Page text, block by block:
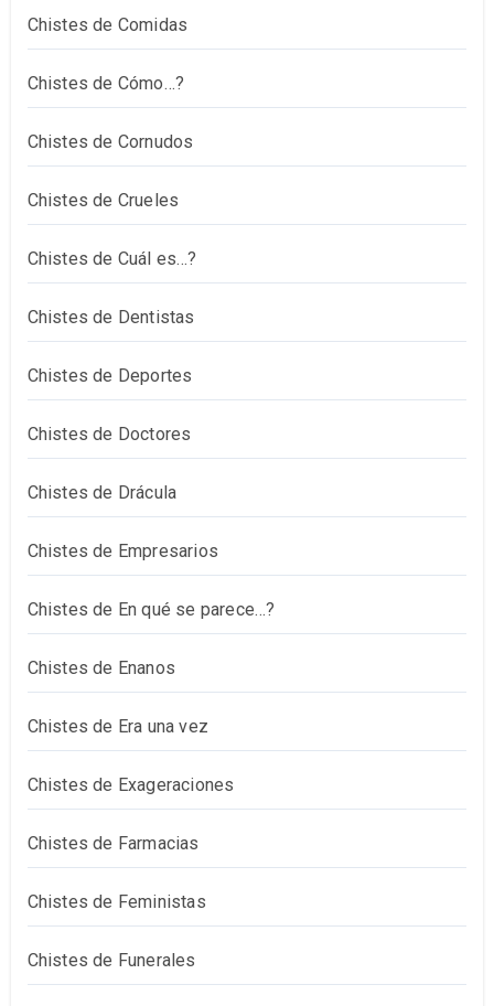
Chistes de Comidas
Chistes de Cómo…?
Chistes de Cornudos
Chistes de Crueles
Chistes de Cuál es…?
Chistes de Dentistas
Chistes de Deportes
Chistes de Doctores
Chistes de Drácula
Chistes de Empresarios
Chistes de En qué se parece…?
Chistes de Enanos
Chistes de Era una vez
Chistes de Exageraciones
Chistes de Farmacias
Chistes de Feministas
Chistes de Funerales